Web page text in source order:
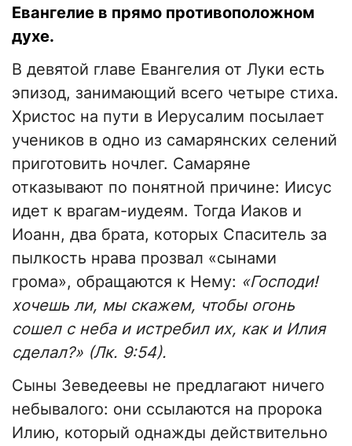
Евангелие в прямо противоположном
духе.
В девятой главе Евангелия от Луки есть
эпизод, занимающий всего четыре стиха.
Христос на пути в Иерусалим посылает
учеников в одно из самарянских селений
приготовить ночлег. Самаряне
отказывают по понятной причине: Иисус
идет к врагам-иудеям. Тогда Иаков и
Иоанн, два брата, которых Спаситель за
пылкость нрава прозвал «сынами
грома», обращаются к Нему: «Господи!
хочешь ли, мы скажем, чтобы огонь
сошел с неба и истребил их, как и Илия
сделал?» (Лк. 9:54).
Сыны Зеведеевы не предлагают ничего
небывалого: они ссылаются на пророка
Илию, который однажды действительно